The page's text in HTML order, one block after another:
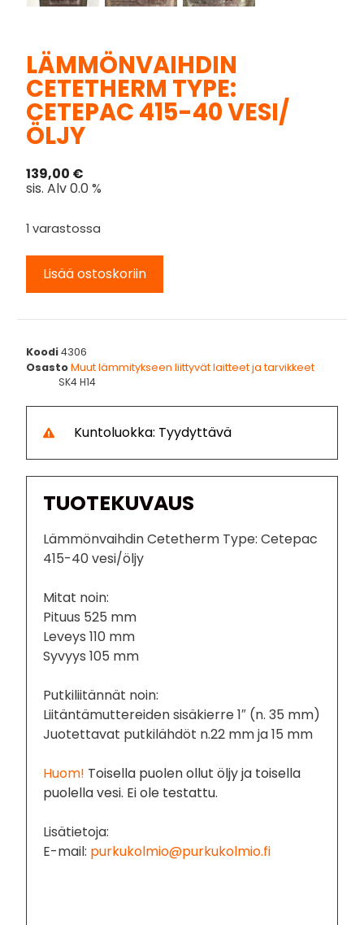
LÄMMÖNVAIHDIN
CETETHERM TYPE:
CETEPAC 415-40 VESI/
ÖLJY
139,00 €
sis. Alv 0.0 %
1 varastossa
Lisää ostoskoriin
Koodi4306
OsastoMuut lämmitykseen liittyvät laitteet ja tarvikkeet
SK4 H14
Kuntoluokka: Tyydyttävä
TUOTEKUVAUS
Lämmönvaihdin Cetetherm Type: Cetepac
415-40 vesi/öljy
Mitat noin:
Pituus 525 mm
Leveys 110 mm
Syvyys 105 mm
Putkiliitännät noin:
Liitäntämuttereiden sisäkierre 1″ (n. 35 mm)
Juotettavat putkilähdöt n.22 mm ja 15 mm
Huom! Toisella puolen ollut öljy ja toisella
puolella vesi. Ei ole testattu.
Lisätietoja:
E-mail: purkukolmio@purkukolmio.fi